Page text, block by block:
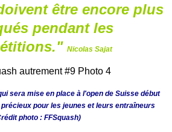
être encore plus
pendant les
Nicolas Sajat
sera mise en place à l'open de Suisse début
pour les jeunes et leurs entraîneurs
photo : FFSquash)